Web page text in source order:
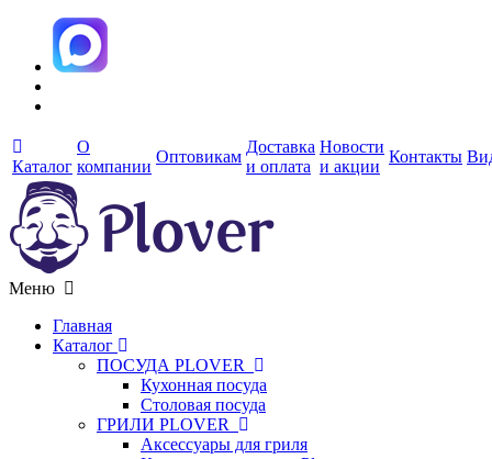
Каталог
О
компании
Оптовикам
Доставка
и оплата
Новости
и акции
Контакты
Меню
Главная
Каталог
ПОСУДА PLOVER
Кухонная посуда
Столовая посуда
ГРИЛИ PLOVER
Аксессуары для гриля